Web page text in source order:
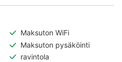
Maksuton WiFi
Maksuton pysäköinti
ravintola